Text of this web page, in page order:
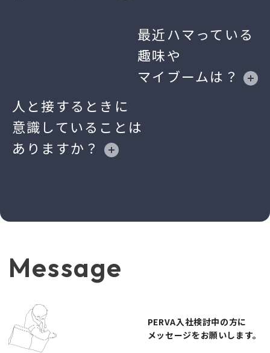
「知的探究心」ですね。「これを知りた
い」「この技術はどうなっているんだ」
という好奇心は常に持っています。食わず
嫌いはせず、気になったらすぐに紐解い
結構ややこしい課題だと「誰かやってく
れないかな」と思うこともありますけど
（笑）、結局は人に頼むより、自分で納
得いくまで調べ尽くすようにしていま
実は、特に意識はしていないんですよ
ね。意識せずとも両立できる環境がここ
最近ハマっている
趣味や
マイブームは？
人と接するときに
意識していることは
ありますか？
Message
PERVA入社検討中の方に
メッセージをお願いします。